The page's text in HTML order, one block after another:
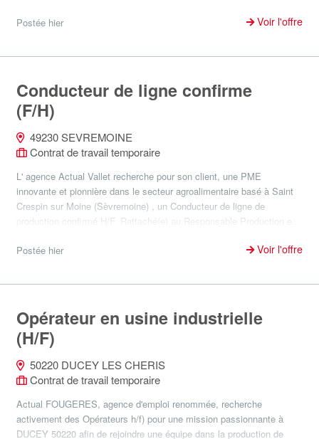
Postée hier Voir l'offre
Conducteur de ligne confirme
(F/H)
49230 SEVREMOINE
Contrat de travail temporaire
L' agence Actual Vallet recherche pour son client, une PME
innovante et pionnière dans le secteur agroalimentaire basé à Saint
Crespin sur Moine (Sèvremoine) , un Conducteur de ligne de
production confirmé H/F. Rattaché(e) au Responsable Production e...
Postée hier Voir l'offre
Opérateur en usine industrielle
(H/F)
50220 DUCEY LES CHERIS
Contrat de travail temporaire
Actual FOUGERES, agence d'emploi renommée, recherche
activement des Opérateurs h/f) pour une mission passionnante à
DUCEY 50220 afin de rejoindre une équipe dans la production de